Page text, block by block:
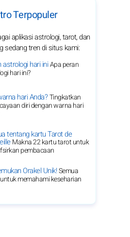
Terpopuler
aplikasi astrologi, tarot, dan
sedang tren di situs kami:
astrologi hari iniApa peran
hari ini?
hari Anda?Tingkatkan
diri dengan warna hari
tentang kartu Tarot de
Makna 22 kartu tarot untuk
pembacaan
Orakel Unik!Semua
memahami keseharian